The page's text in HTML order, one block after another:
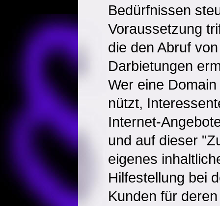
Bedürfnissen
Voraussetzung
die den Abruf
Darbietungen
Wer eine
nützt,
Internet-
und auf dieser
eigenes
Hilfestellung bei
Kunden für